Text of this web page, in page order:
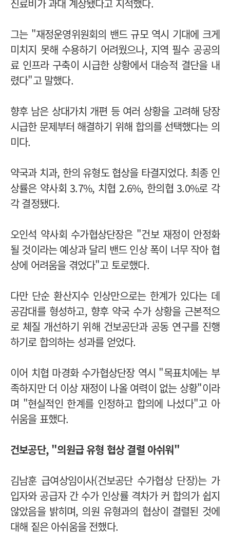
진료비가 과대 계상됐다고 지적했다.
그는 "재정운영위원회의 밴드 규모 역시 기대에 크게
미치지 못해 수용하기 어려웠으나, 지역 필수 공공의
료 인프라 구축이 시급한 상황에서 대승적 결단을 내
렸다"고 말했다.
향후 남은 상대가치 개편 등 여러 상황을 고려해 당장
시급한 문제부터 해결하기 위해 합의를 선택했다는 의
미다.
약국과 치과, 한의 유형도 협상을 타결지었다. 최종 인
상률은 약사회 3.7%, 치협 2.6%, 한의협 3.0%로 각
각 결정됐다.
오인석 약사회 수가협상단장은 "건보 재정이 안정화
될 것이라는 예상과 달리 밴드 인상 폭이 너무 작아 협
상에 어려움을 겪었다"고 토로했다.
다만 단순 환산지수 인상만으로는 한계가 있다는 데
공감대를 형성하고, 향후 약국 수가 상황을 근본적으
로 체질 개선하기 위해 건보공단과 공동 연구를 진행
하기로 합의하는 성과를 얻었다.
이어 치협 마경화 수가협상단장 역시 "목표치에는 부
족하지만 더 이상 재정이 나올 여력이 없는 상황"이라
며 "현실적인 한계를 인정하고 합의에 나섰다"고 아
쉬움을 표했다.
건보공단, "의원급 유형 협상 결렬 아쉬워"
김남훈 급여상임이사(건보공단 수가협상 단장)는 가
입자와 공급자 간 수가 인상률 격차가 커 합의가 쉽지
않았음을 밝히며, 의원 유형과의 협상이 결렬된 것에
대해 짙은 아쉬움을 전했다.